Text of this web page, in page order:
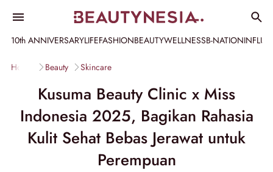
10th ANNIVERSARYLIFEFASHIONBEAUTYWELLNESSB-NATION
Home Beauty Skincare
Kusuma Beauty Clinic x Miss
Indonesia 2025, Bagikan Rahasia
Kulit Sehat Bebas Jerawat untuk
Perempuan